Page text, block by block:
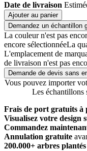
Date de livraison
Ajouter au panier
Demandez un échantillon
La couleur n'est pas
encore sélectionnéeLa
L'emplacement de
de livraison n'est pas
Demande de devis sans
Vous pouvez importer
Les échantillons
Frais de port gratuits à
Visualisez votre design
Commandez
Annulation gratuite
200.000+ arbres plantés